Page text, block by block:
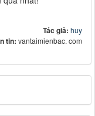
Tác giả: huy
tin: vantaimienbac. com